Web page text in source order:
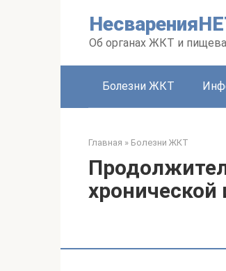
Об органах ЖКТ и
Болезни ЖКТ
Главная » Болезни ЖКТ
хронической